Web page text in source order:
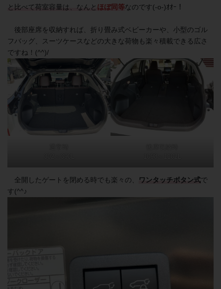
と比べて荷室容量は、なんと ほぼ同等なのです(-o-)ｵｵｰ！
後部座席を収納すれば、折り畳み式ベビーカーや、小型のゴル
フバッグ、スーツケースなどの大きな荷物も楽々積載できる広さ
ですね！(^^)/
全開したゲートを閉める時でも楽々の、 ワンタッチボタン式で
す(^^♪